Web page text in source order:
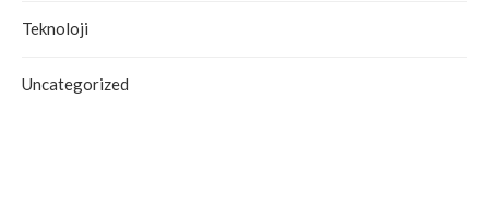
Teknoloji
Uncategorized